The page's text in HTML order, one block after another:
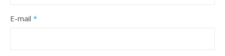
E-mail *